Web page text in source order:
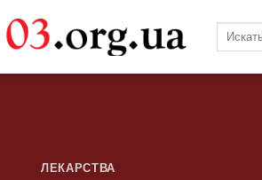
ЛЕКАРСТВА